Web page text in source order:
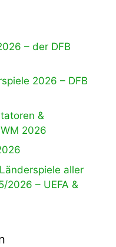
– der DFB
2026 – DFB
&
2026
aller
2026 – UEFA &